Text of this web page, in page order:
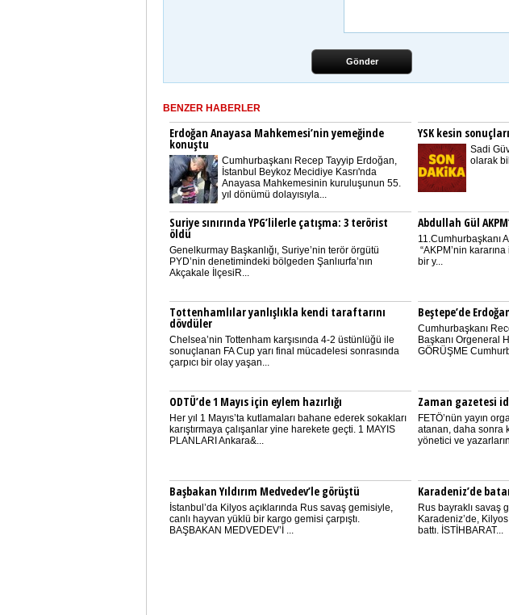
Gönder
BENZER HABERLER
Erdoğan Anayasa Mahkemesi’nin yemeğinde
konuştu
Cumhurbaşkanı Recep Tayyip Erdoğan,
İstanbul Beykoz Mecidiye Kasrı'nda
Anayasa Mahkemesinin kuruluşunun 55.
yıl dönümü dolayısıyla...
YSK kesin
Sadi
olarak
Suriye sınırında YPG’lilerle çatışma: 3 terörist
öldü
Genelkurmay Başkanlığı, Suriye’nin terör örgütü
PYD’nin denetimindeki bölgeden Şanlıurfa’nın
Akçakale İlçesiR...
Abdullah Gül
11.Cumhurbaşkanı
“AKPM’nin
bir y...
Tottenhamlılar yanlışlıkla kendi taraftarını
dövdüler
Chelsea’nin Tottenham karşısında 4-2 üstünlüğü ile
sonuçlanan FA Cup yarı final mücadelesi sonrasında
çarpıcı bir olay yaşan...
Beştepe’de
Cumhurbaşkanı
Başkanı Orgeneral
GÖRÜŞME
ODTÜ’de 1 Mayıs için eylem hazırlığı
Her yıl 1 Mayıs’ta kutlamaları bahane ederek sokakları
karıştırmaya çalışanlar yine harekete geçti. 1 MAYIS
PLANLARI Ankara&...
Zaman gazetesi
FETÖ’nün yayın
atanan, daha sonra
yönetici ve
Başbakan Yıldırım Medvedev’le görüştü
İstanbul’da Kilyos açıklarında Rus savaş gemisiyle,
canlı hayvan yüklü bir kargo gemisi çarpıştı.
BAŞBAKAN MEDVEDEV’İ ...
Karadeniz’de
Rus bayraklı savaş
Karadeniz’de,
battı. İSTİHBARAT...